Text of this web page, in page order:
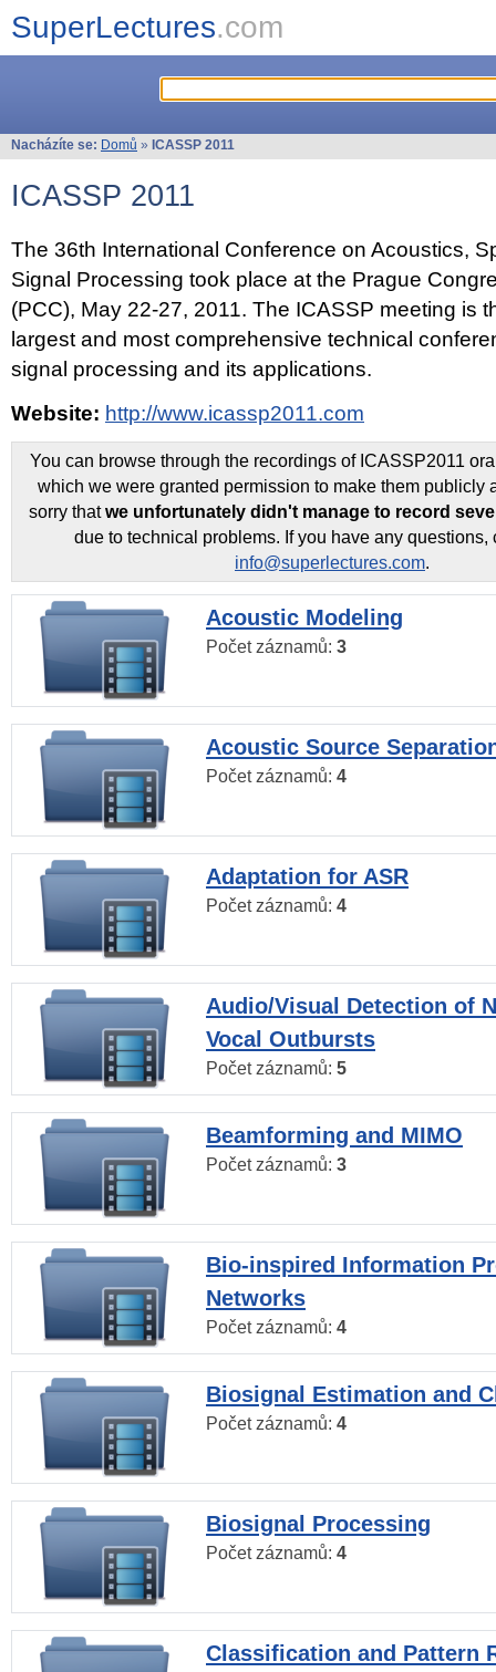
SuperLectures.com
Nacházíte se: Domů » ICASSP 2011
ICASSP 2011
The 36th International Conference on Acoustics,
Signal Processing took place at the Prague
(PCC), May 22-27, 2011. The ICASSP meeting is
largest and most comprehensive technical
signal processing and its applications.
Website: http://www.icassp2011.com
You can browse through the recordings of ICASSP2011
which we were granted permission to make them publicly
sorry thatwe unfortunately didn't manage to record
due to technical problems. If you have any questions,
info@superlectures.com.
Acoustic Modeling
Počet záznamů: 3
Acoustic Source
Počet záznamů: 4
Adaptation for ASR
Počet záznamů: 4
Audio/Visual Detection of
Vocal Outbursts
Počet záznamů: 5
Beamforming and MIMO
Počet záznamů: 3
Bio-inspired Information
Networks
Počet záznamů: 4
Biosignal Estimation and
Počet záznamů: 4
Biosignal Processing
Počet záznamů: 4
Classification and Pattern